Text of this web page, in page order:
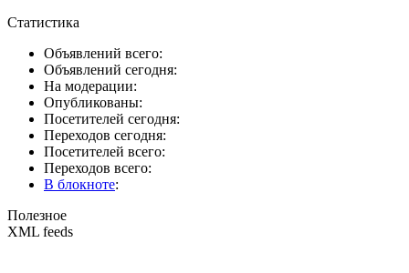
Статистика
Объявлений всего:
Объявлений сегодня:
На модерации:
Опубликованы:
Посетителей сегодня:
Переходов сегодня:
Посетителей всего:
Переходов всего:
В блокноте:
Полезное
XML feeds